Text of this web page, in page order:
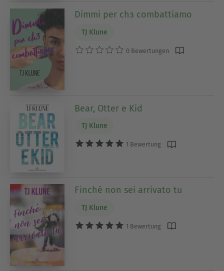
Dimmi per chз combattiamo
TJ Klune
0 Bewertungen
Bear, Otter e Kid
TJ Klune
1 Bewertung
Finché non sei arrivato tu
TJ Klune
1 Bewertung